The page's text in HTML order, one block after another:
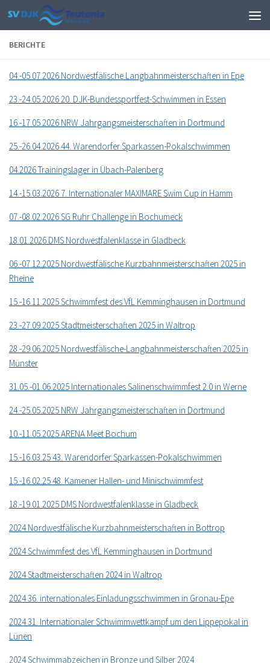
Zum Inhalt springen
BERICHTE
04.-05.07.2026 Nordwestfälische Langbahnmeisterschaften in Epe
23.-24.05.2026 20. DJK-Bundessportfest-Schwimmen in Essen
16.-17.05.2026 NRW Jahrgangsmeisterschaften in Dortmund
25.-26.04.2026 44. Warendorfer Sparkassen-Pokalschwimmen
04.2026 Trainingslager in Übach-Palenberg
14.-15.03.2026 7. Internationaler MAXIMARE Swim Cup in Hamm
07.-08.02.2026 SG Ruhr Challenge in Bochumeck
18.01.2026 DMS Nordwestfalenklasse in Gladbeck
06.-07.12.2025 Nordwestfälische Kurzbahnmeisterschaften 2025 in
Rheine
15.-16.11.2025 Schwimmfest des VfL Kemminghausen in Dortmund
23.-27.09.2025 Stadtmeisterschaften 2025 in Waltrop
28.-29.06.2025 Nordwestfälische-Langbahnmeisterschaften 2025 in
Münster
31.05.-01.06.2025 Internationales Salinenschwimmfest 2.0 in Werne
24.-25.05.2025 NRW Jahrgangsmeisterschaften in Dortmund
10.-11.05.2025 ARENA Meet Bochum
15.-16.03.25 43. Warendorfer Sparkassen-Pokalschwimmen
15.-16.02.25 48. Kamener Hallen- und Minischwimmfest
18.-19.01.2025 DMS Nordwestfalenklasse in Gladbeck
2024 Nordwestfälische Kurzbahnmeisterschaften in Bottrop
2024 Schwimmfest des VfL Kemminghausen in Dortmund
2024 Stadtmeisterschaften 2024 in Waltrop
2024 36. internationales Einladungsschwimmen in Gronau-Epe
2024 31. Internationaler Schwimmwettkampf um den Lippepokal in
Lünen
2024 Schwimmabzeichen in Bronze und Silber 2024